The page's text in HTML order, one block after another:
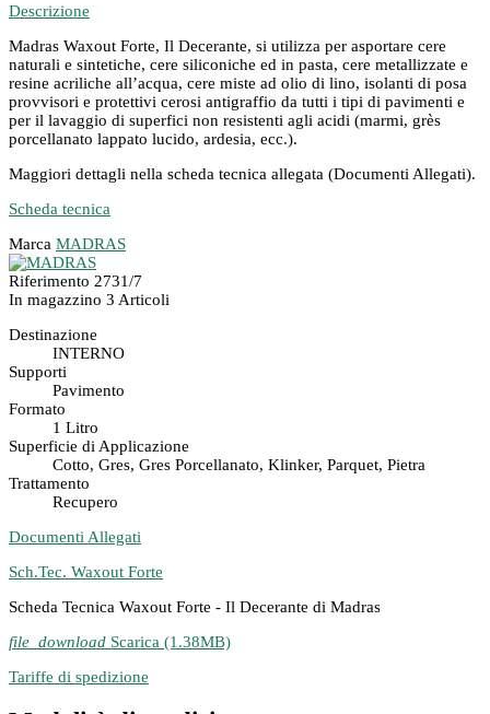
Descrizione
Madras Waxout Forte, Il Decerante, si utilizza per asportare cere
naturali e sintetiche, cere siliconiche ed in pasta, cere metallizzate e
resine acriliche all’acqua, cere miste ad olio di lino, isolanti di posa
provvisori e protettivi cerosi antigraffio da tutti i tipi di pavimenti e
per il lavaggio di superfici non resistenti agli acidi (marmi, grès
porcellanato lappato lucido, ardesia, ecc.).
Maggiori dettagli nella scheda tecnica allegata (Documenti Allegati).
Scheda tecnica
Marca MADRAS
Riferimento 2731/7
In magazzino 3 Articoli
Destinazione
INTERNO
Supporti
Pavimento
Formato
1 Litro
Superficie di Applicazione
Cotto, Gres, Gres Porcellanato, Klinker, Parquet, Pietra
Trattamento
Recupero
Documenti Allegati
Sch.Tec. Waxout Forte
Scheda Tecnica Waxout Forte - Il Decerante di Madras
file_download Scarica (1.38MB)
Tariffe di spedizione